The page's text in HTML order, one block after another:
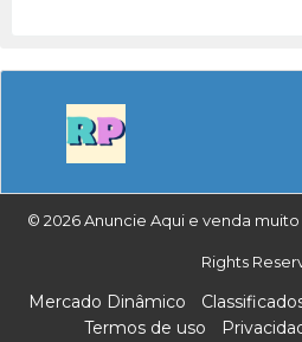
© 2026 Anuncie Aqui e venda
Rights
Mercado Dinâmico
Termos de uso